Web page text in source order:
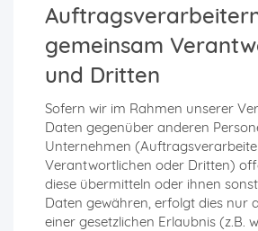
gemeinsam
und Dritten
Sofern wir im Rahmen unserer
Daten gegenüber anderen
Unternehmen
Verantwortlichen oder Dritten)
diese übermitteln oder ihnen
Daten gewähren, erfolgt dies nur
einer gesetzlichen Erlaubnis (z.B.